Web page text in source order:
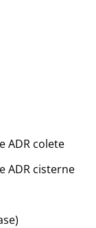
ADR colete
ADR cisterne